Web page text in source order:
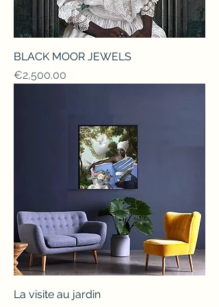
BLACK MOOR JEWELS
Price
€2,500.00
La visite au jardin